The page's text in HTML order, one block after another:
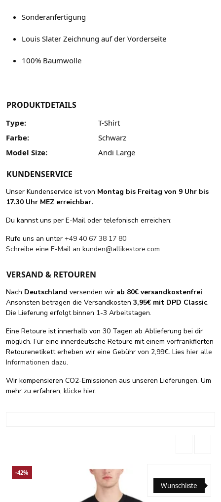
Sonderanfertigung
Louis Slater Zeichnung auf der Vorderseite
100% Baumwolle
PRODUKTDETAILS
Type:
T-Shirt
Farbe:
Schwarz
Model Size:
Andi Large
KUNDENSERVICE
Unser Kundenservice ist von Montag bis Freitag von 9 Uhr bis
17.30 Uhr MEZ erreichbar.
Du kannst uns per E-Mail oder telefonisch erreichen:
Rufe uns an unter +49 40 67 38 17 80
Schreibe eine E-Mail an kunden@allikestore.com
VERSAND & RETOUREN
Nach Deutschland versenden wir ab 80€ versandkostenfrei.
Ansonsten betragen die Versandkosten 3,95€ mit DPD Classic.
Die Lieferung erfolgt binnen 1-3 Arbeitstagen.
Eine Retoure ist innerhalb von 30 Tagen ab Ablieferung bei dir
möglich. Für eine innerdeutsche Retoure mit einem vorfrankfierten
Retourenetikett erheben wir eine Gebühr von 2,99€. Lies hier alle
Informationen dazu.
Wir kompensieren CO2-Emissionen aus unseren Lieferungen. Um
mehr zu erfahren, klicke hier.
Wunschliste
-42%